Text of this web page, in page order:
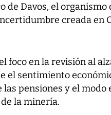
de Davos, el organismo
creada en
foco en la revisión al
el sentimiento
pensiones y el modo
la minería.